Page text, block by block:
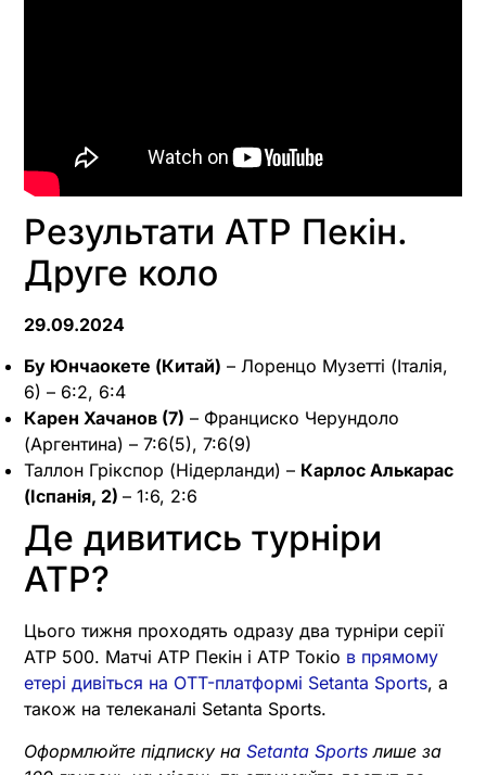
Результати ATP Пекін.
Друге коло
29.09.2024
Бу Юнчаокете (Китай) – Лоренцо Музетті (Італія,
6) – 6:2, 6:4
Карен Хачанов (7) – Франциско Черундоло
(Аргентина) – 7:6(5), 7:6(9)
Таллон Грікспор (Нідерланди) – Карлос Алькарас
(Іспанія, 2) – 1:6, 2:6
Де дивитись турніри
ATP?
Цього тижня проходять одразу два турніри серії
ATP 500. Матчі ATP Пекін і ATP Токіо в прямому
етері дивіться на OTT-платформі Setanta Sports, а
також на телеканалі Setanta Sports.
Оформлюйте підписку на Setanta Sports лише за